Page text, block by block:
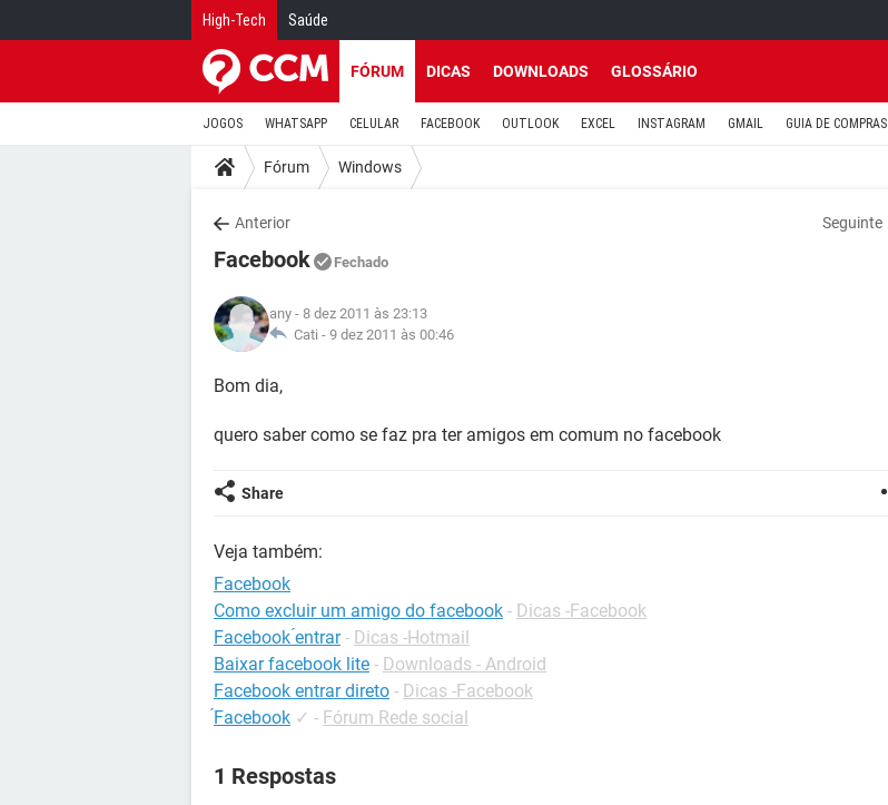
High-Tech Saúde
FÓRUM DICAS DOWNLOADS GLOSSÁRIO
JOGOS WHATSAPP CELULAR FACEBOOK OUTLOOK EXCEL INSTAGRAM GMAIL GUIA DE COMPRAS
Fórum Windows
Anterior Seguinte
Facebook Fechado
any - 8 dez 2011 às 23:13
Cati - 9 dez 2011 às 00:46
Bom dia,
quero saber como se faz pra ter amigos em comum no facebook
Share
Veja também:
Facebook
Como excluir um amigo do facebook - Dicas -Facebook
Facebook ́entrar - Dicas -Hotmail
Baixar facebook lite - Downloads - Android
Facebook entrar direto - Dicas -Facebook
́Facebook ✓ - Fórum Rede social
1 Respostas